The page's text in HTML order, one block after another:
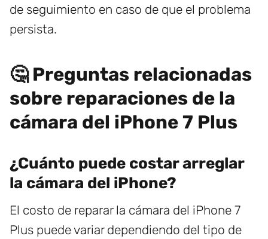
de seguimiento en caso de que el problema
persista.
🤔 Preguntas relacionadas
sobre reparaciones de la
cámara del iPhone 7 Plus
¿Cuánto puede costar arreglar
la cámara del iPhone?
El costo de reparar la cámara del iPhone 7
Plus puede variar dependiendo del tipo de